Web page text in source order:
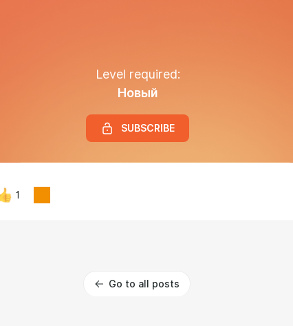
Level required:
Новый
SUBSCRIBE
1
Go to all posts